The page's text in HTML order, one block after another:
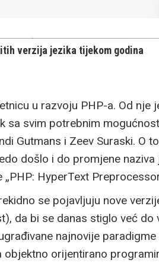
verzija jezika tijekom godina
u razvoju PHP-a. Od nje
svim potrebnim
Gutmans i Zeev Suraski. O
došlo i do promjene naziva
HyperText
se pojavljuju nove
da bi se danas stiglo već do
najnovije
orijentirano